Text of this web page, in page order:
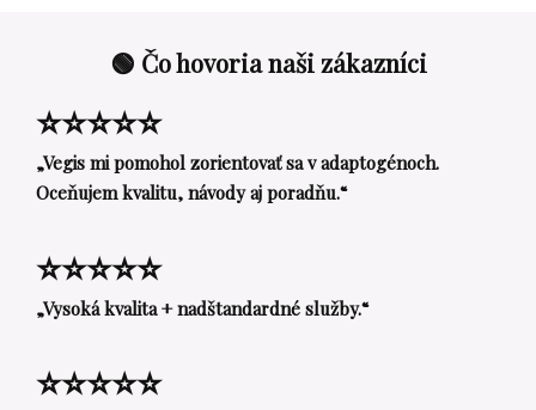
🟢 Čo hovoria naši zákazníci
⭐⭐⭐⭐⭐
„Vegis mi pomohol zorientovať sa v adaptogénoch.
Oceňujem kvalitu, návody aj poradňu.“
⭐⭐⭐⭐⭐
„Vysoká kvalita + nadštandardné služby.“
⭐⭐⭐⭐⭐